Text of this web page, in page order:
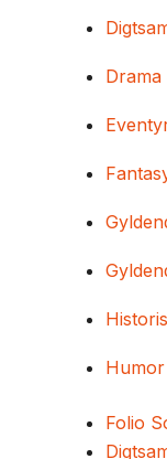
Drama
Humor
Folio